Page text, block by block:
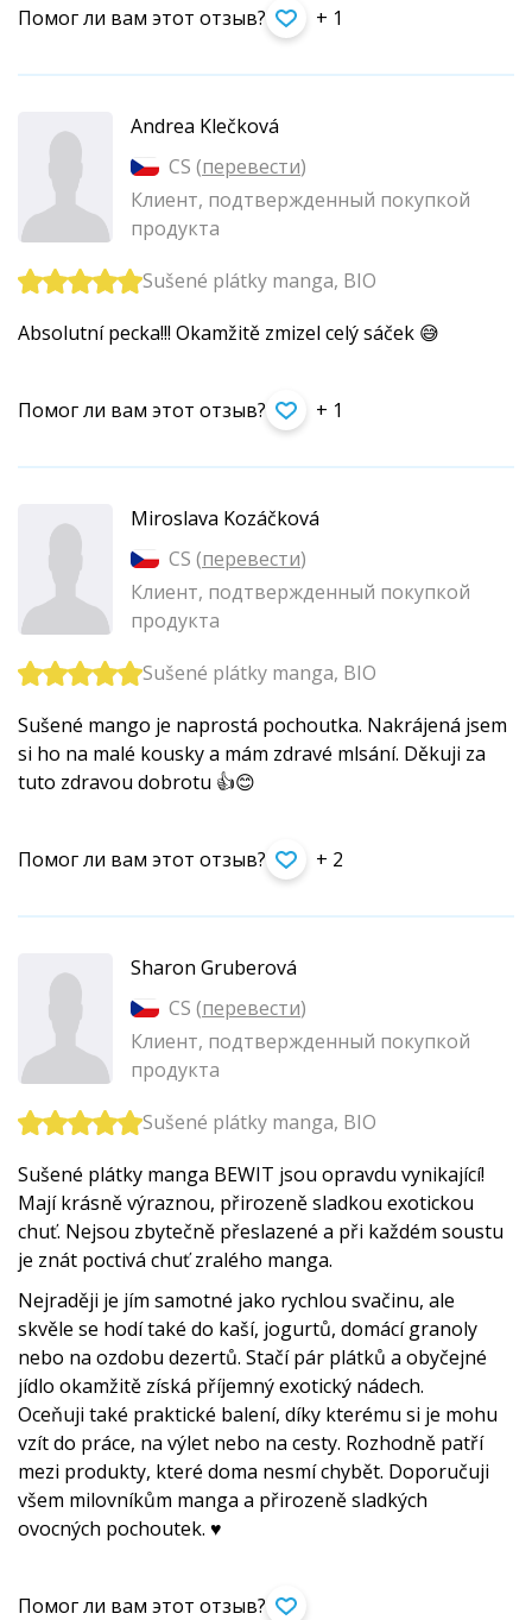
Помог ли вам этот отзыв? + 1
Andrea Klečková
CS (перевести)
Клиент, подтвержденный покупкой
продукта
Sušené plátky manga, BIO
Absolutní pecka!!! Okamžitě zmizel celý sáček 😅
Помог ли вам этот отзыв? + 1
Miroslava Kozáčková
CS (перевести)
Клиент, подтвержденный покупкой
продукта
Sušené plátky manga, BIO
Sušené mango je naprostá pochoutka. Nakrájená jsem
si ho na malé kousky a mám zdravé mlsání. Děkuji za
tuto zdravou dobrotu 👍😊
Помог ли вам этот отзыв? + 2
Sharon Gruberová
CS (перевести)
Клиент, подтвержденный покупкой
продукта
Sušené plátky manga, BIO
Sušené plátky manga BEWIT jsou opravdu vynikající!
Mají krásně výraznou, přirozeně sladkou exotickou
chuť. Nejsou zbytečně přeslazené a při každém soustu
je znát poctivá chuť zralého manga.
Nejraději je jím samotné jako rychlou svačinu, ale
skvěle se hodí také do kaší, jogurtů, domácí granoly
nebo na ozdobu dezertů. Stačí pár plátků a obyčejné
jídlo okamžitě získá příjemný exotický nádech.
Oceňuji také praktické balení, díky kterému si je mohu
vzít do práce, na výlet nebo na cesty. Rozhodně patří
mezi produkty, které doma nesmí chybět. Doporučuji
všem milovníkům manga a přirozeně sladkých
ovocných pochoutek. ♥
Помог ли вам этот отзыв?